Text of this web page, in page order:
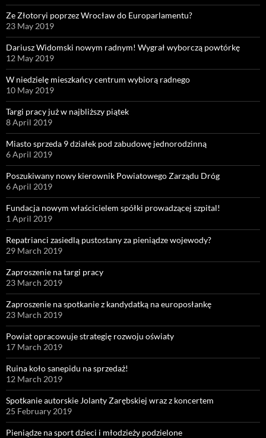
Ze Złotoryi poprzez Wrocław do Europarlamentu?
23 May 2019
Dariusz Widomski nowym radnym! Wygrał wyborczą powtórkę
12 May 2019
W niedzielę mieszkańcy centrum wybiorą radnego
10 May 2019
Targi pracy już w najbliższy piątek
8 April 2019
Miasto sprzeda 9 działek pod zabudowę jednorodzinną
6 April 2019
Poszukiwany nowy kierownik Powiatowego Zarządu Dróg
6 April 2019
Fundacja nowym właścicielem spółki prowadzącej szpital!
1 April 2019
Repatrianci zasiedlą pustostany za pieniądze wojewody?
29 March 2019
Zaproszenie na targi pracy
23 March 2019
Zaproszenie na spotkanie z kandydatką na europosłankę
23 March 2019
Powiat opracowuje strategię rozwoju oświaty
17 March 2019
Ruina koło sanepidu na sprzedaż!
12 March 2019
Spotkanie autorskie Jolanty Zarębskiej wraz z koncertem
25 February 2019
Pieniądze na sport dzieci i młodzieży podzielone